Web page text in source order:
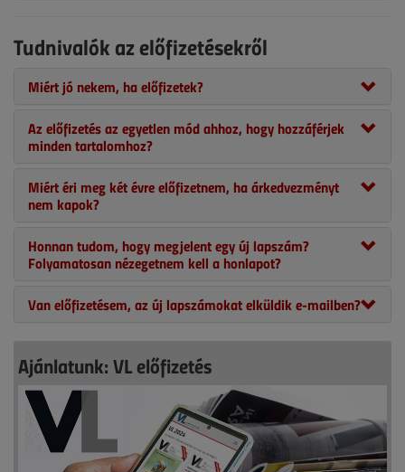
Tudnivalók az előfizetésekről
Miért jó nekem, ha előfizetek?
Az előfizetés az egyetlen mód ahhoz, hogy hozzáférjek
minden tartalomhoz?
Miért éri meg két évre előfizetnem, ha árkedvezményt
nem kapok?
Honnan tudom, hogy megjelent egy új lapszám?
Folyamatosan nézegetnem kell a honlapot?
Van előfizetésem, az új lapszámokat elküldik e-mailben?
Ajánlatunk: VL előfizetés